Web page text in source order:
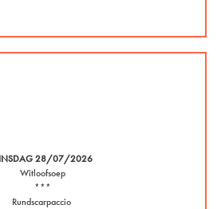
28/07/2026
Witloofsoep
***
Rundscarpaccio